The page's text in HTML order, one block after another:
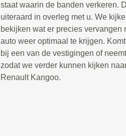
staat waarin de banden verkeren.
uiteraard in overleg met u. We
bekijken wat er precies vervangen
auto weer optimaal te krijgen.
bij een van de vestigingen of
zodat we verder kunnen kijken
Renault Kangoo.